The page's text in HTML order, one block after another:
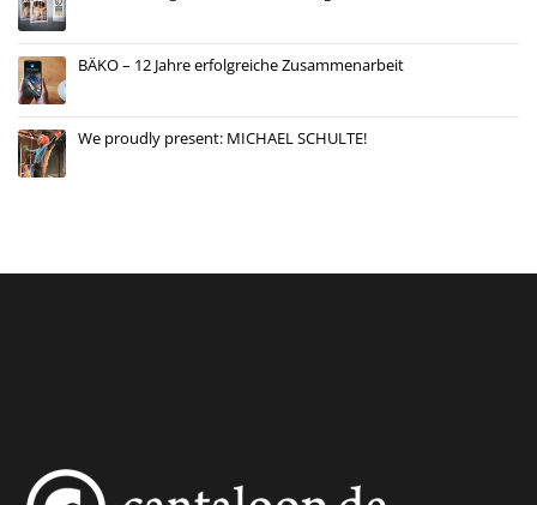
BÄKO – 12 Jahre erfolgreiche Zusammenarbeit
We proudly present: MICHAEL SCHULTE!